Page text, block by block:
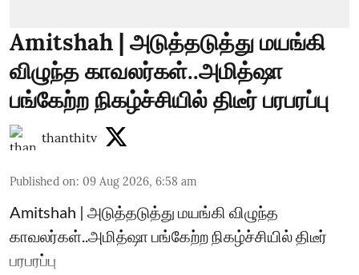
Amitshah | அடுத்தடுத்து மயங்கி
விழுந்த காவலர்கள்..அமித்ஷா
பங்கேற்ற நிகழ்ச்சியில் திடீர் பரபரப்பு
thanthitv
Published on: 09 Aug 2026, 6:58 am
Amitshah | அடுத்தடுத்து மயங்கி விழுந்த
காவலர்கள்..அமித்ஷா பங்கேற்ற நிகழ்ச்சியில் திடீர்
பரபரப்பு